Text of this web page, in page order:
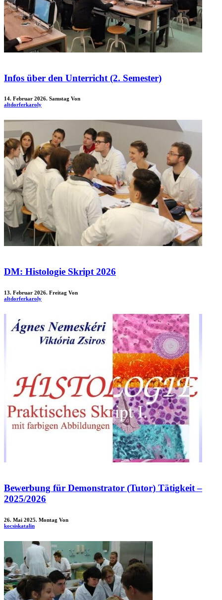
Infos über den Unterricht (2. Semester)
14. Februar 2026. Samstag Von
altdorferkaroly
DM: Histologie Skript 2026
13. Februar 2026. Freitag Von
altdorferkaroly
Bewerbung für Demonstrator (Tutor) Tätigkeit –
2025/2026
26. Mai 2025. Montag Von
kocsiskatalin